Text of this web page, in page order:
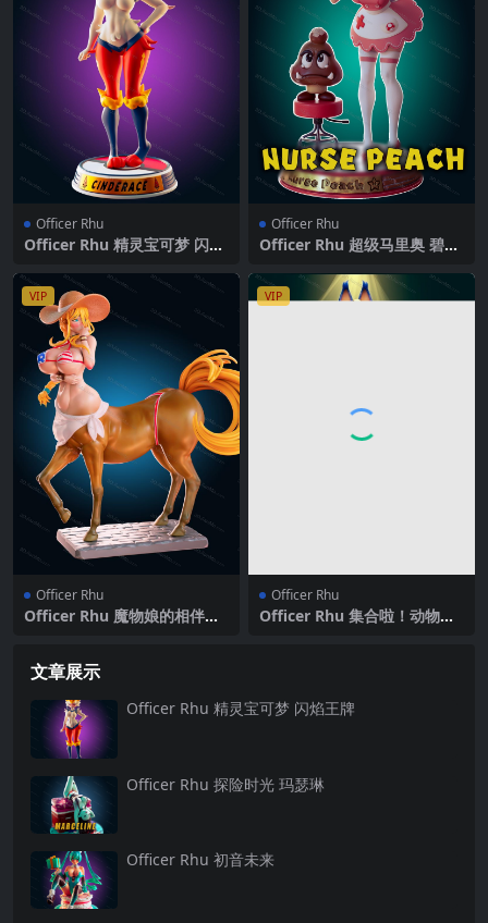
Officer Rhu
Officer Rhu 精灵宝可梦 闪焰
Officer Rhu
Officer Rhu 超级马里奥 碧琪
VIP
Officer Rhu
Officer Rhu 魔物娘的相伴日
VIP
Officer Rhu
Officer Rhu 集合啦！动物森
文章展示
Officer Rhu 精灵宝可梦 闪焰王牌
Officer Rhu 探险时光 玛瑟琳
Officer Rhu 初音未来